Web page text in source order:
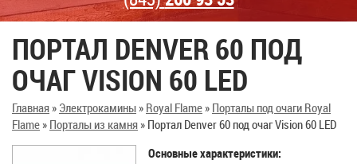
ПОРТАЛ DENVER 60 ПОД
ОЧАГ VISION 60 LED
Главная» Электрокамины» Royal Flame» Порталы под очаги Royal
Flame» Порталы из камня» Портал Denver 60 под очаг Vision 60 LED
Основные характеристики: